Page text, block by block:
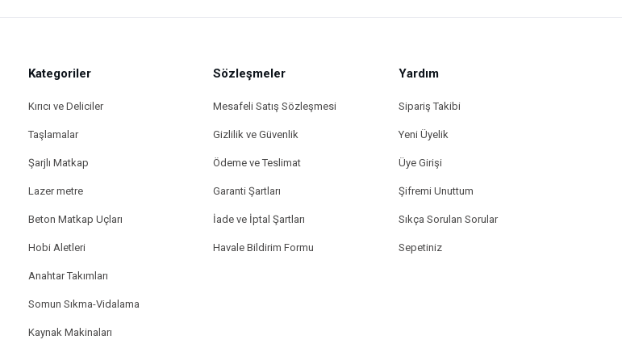
Kategoriler
Kırıcı ve Deliciler
Taşlamalar
Şarjlı Matkap
Lazer metre
Beton Matkap Uçları
Hobi Aletleri
Anahtar Takımları
Somun Sıkma-Vidalama
Kaynak Makinaları
Sözleşmeler
Mesafeli Satış Sözleşmesi
Gizlilik ve Güvenlik
Ödeme ve Teslimat
Garanti Şartları
İade ve İptal Şartları
Havale Bildirim Formu
Yardım
Sipariş Takibi
Yeni Üyelik
Üye Girişi
Şifremi Unuttum
Sıkça Sorulan Sorular
Sepetiniz